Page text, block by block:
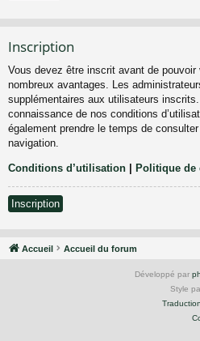
Inscription
Vous devez être inscrit avant de
nombreux avantages. Les
supplémentaires aux utilisateurs
connaissance de nos conditions
également prendre le temps de
navigation.
Conditions d’utilisation | Politique de
Inscription
Accueil Accueil du forum
Développé par
Style